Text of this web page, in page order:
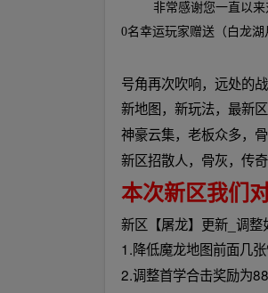
非常感谢您一直以来对
0名幸运玩家赠送（白龙湖
号角再次吹响，远处的
新地图，新玩法，最新
神豪云集，老板众多，骨
新区招散人，骨灰，传奇
本次新区我们
新区【屠龙】更新_调整
1.降低魔龙地图前面几张
2.调整首学合击奖励为